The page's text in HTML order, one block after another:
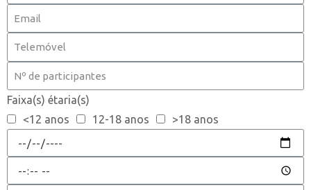
Faixa(s) étaria(s)
<12 anos
12-18 anos >18 anos